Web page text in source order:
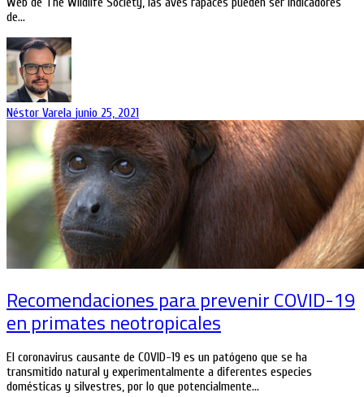
de…
Néstor Varela junio 25, 2021
Recomendaciones para prevenir COVID-19
en primates neotropicales
El coronavirus causante de COVID-19 es un patógeno que se ha
transmitido natural y experimentalmente a diferentes especies
domésticas y silvestres, por lo que potencialmente…